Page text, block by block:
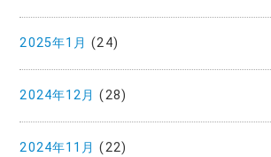
2025年1月 (24)
2024年12月 (28)
2024年11月 (22)